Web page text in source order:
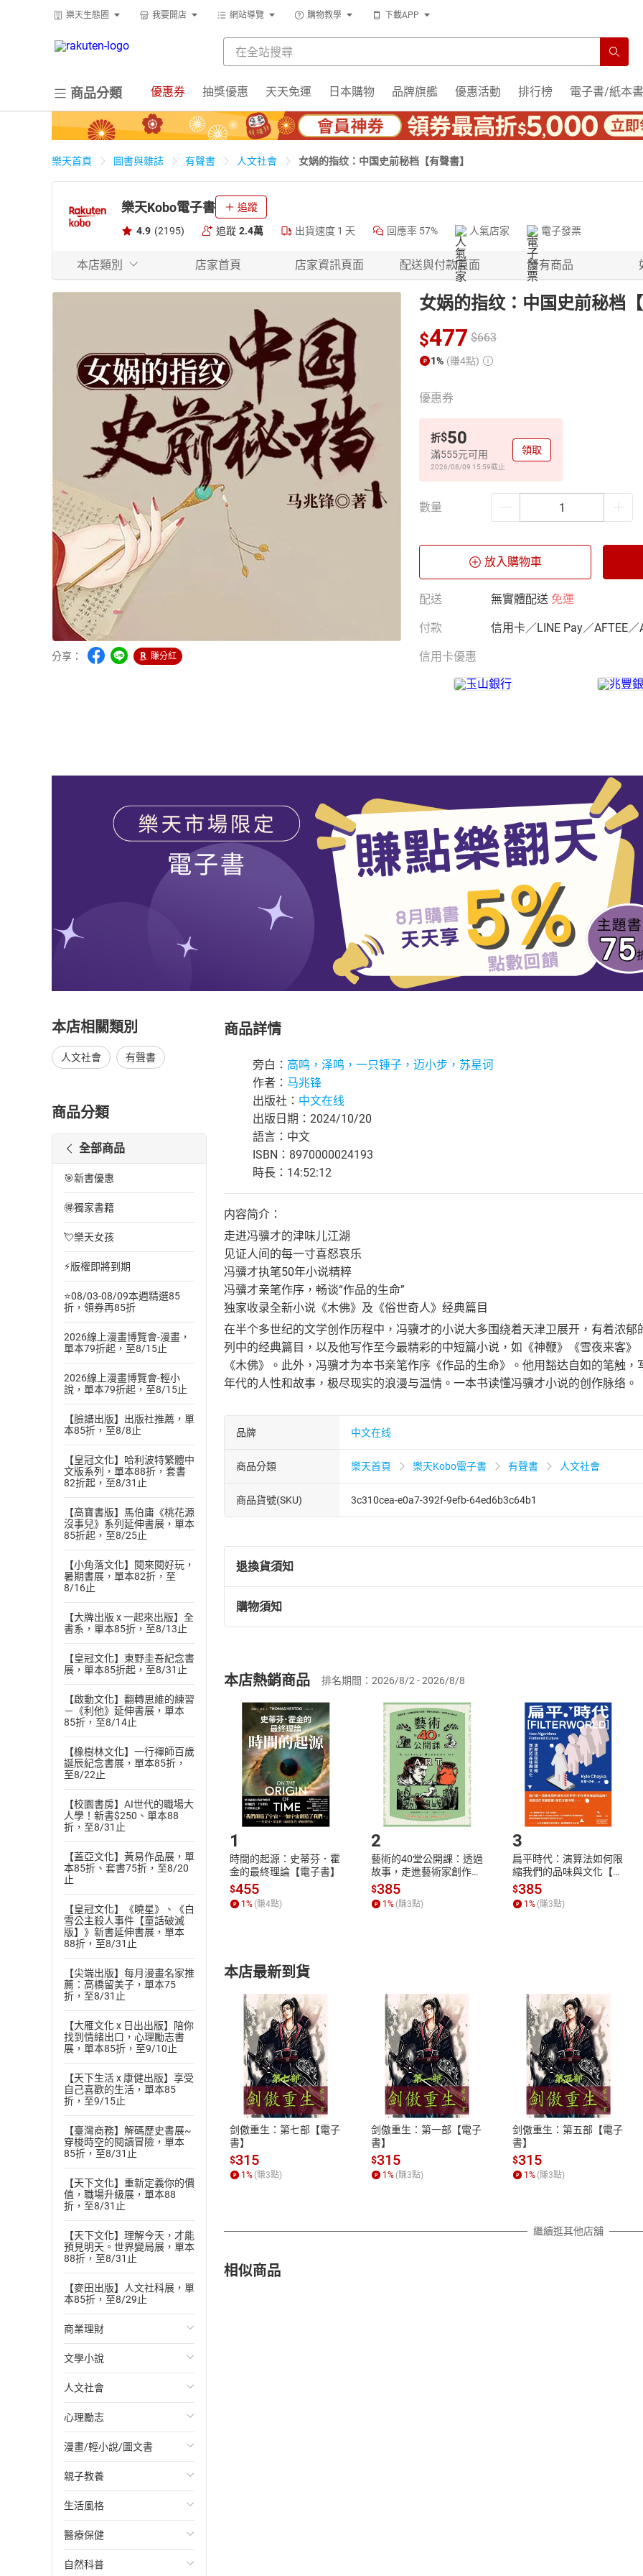
樂天生態圈 我要開店 網站導覽 購物教學 下載APP
商品分類 優惠券 抽獎優惠 天天免運 日本購物 品牌旗艦 優惠活動 排行榜 電子書/紙本書
樂天首頁 圖書與雜誌 有聲書 人文社會 女娲的指纹：中国史前秘档【有聲書】
樂天Kobo電子書 追蹤
4.9 (2195) 追蹤 2.4萬 出貨速度 1 天 回應率 57% 人氣店家 電子發票
本店類別 店家首頁 店家資訊頁面 配送與付款頁面 所有商品
分享： 賺分紅
女娲的指纹：中国史前秘档
$477 $663
1% (賺4點)
優惠券
折$50
滿555元可用
2026/08/09 15:59截止
領取
數量
放入購物車
配送 無實體配送 免運
付款 信用卡／LINE Pay／AFTEE／
信用卡優惠
本店相關類別
人文社會 有聲書
商品分類
全部商品
🎯新書優惠
🉐獨家書籍
💘樂天女孩
⚡版權即將到期
⭐08/03-08/09本週精選85
折，領券再85折
2026線上漫畫博覽會-漫畫，
單本79折起，至8/15止
2026線上漫畫博覽會-輕小
說，單本79折起，至8/15止
【臉譜出版】出版社推薦，單
本85折，至8/8止
【皇冠文化】哈利波特繁體中
文版系列，單本88折，套書
82折起，至8/31止
【高寶書版】馬伯庸《桃花源
沒事兒》系列延伸書展，單本
85折起，至8/25止
【小角落文化】閱來閱好玩，
暑期書展，單本82折，至
8/16止
【大牌出版 x 一起來出版】全
書系，單本85折，至8/13止
【皇冠文化】東野圭吾紀念書
展，單本85折起，至8/31止
【啟動文化】翻轉思維的練習
－《利他》延伸書展，單本
85折，至8/14止
【橡樹林文化】一行禪師百歲
誕辰紀念書展，單本85折，
至8/22止
【校園書房】AI世代的職場大
人學！新書$250、單本88
折，至8/31止
【蓋亞文化】黃易作品展，單
本85折、套書75折，至8/20
止
【皇冠文化】《曉星》、《白
雪公主殺人事件【童話破滅
版】》新書延伸書展，單本
88折，至8/31止
【尖端出版】每月漫畫名家推
薦：高橋留美子，單本75
折，至8/31止
【大雁文化 x 日出出版】陪你
找到情緒出口，心理勵志書
展，單本85折，至9/10止
【天下生活 x 康健出版】享受
自己喜歡的生活，單本85
折，至9/15止
【臺灣商務】解碼歷史書展~
穿梭時空的閱讀冒險，單本
85折，至8/31止
【天下文化】重新定義你的價
值，職場升級展，單本88
折，至8/31止
【天下文化】理解今天，才能
預見明天。世界變局展，單本
88折，至8/31止
【麥田出版】人文社科展，單
本85折，至8/29止
商業理財
投資理財
經濟/趨勢
財務/金融
管理/領導
職場工作術
成功法
行銷/廣告
傳記
文學小說
歐美文學
日本文學
韓國文學
華文文學
經典文學
成長/家庭生活小說
懸疑/推理小說
人文社會
國際關係
政治
社會科學
台灣/中國歷史
日/韓歷史
其他歷史/史學
心理勵志
心靈成長/情緒
人際關係
兩性關係
心理學
漫畫/輕小說/圖文書
輕小說
奇幻/科幻
愛情故事
職場/社會寫實
親子教養
教育現場
兒童文學/故事
兒童科普/學習
生活風格
飲食/食譜
健身/美顏
醫療保健
健康/養生
自然科普
商品詳情
旁白： 高鸣，泽鸣，一只锤子，迈小步，苏星诃
作者： 马兆锋
出版社： 中文在线
出版日期：2024/10/20
語言：中文
ISBN：8970000024193
時長：14:52:12
内容简介：
走进冯骥才的津味儿江湖
见证人间的每一寸喜怒哀乐
冯骥才执笔50年小说精粹
冯骥才亲笔作序，畅谈“作品的生命”
独家收录全新小说《木佛》及《俗世奇人》经典篇目
在半个多世纪的文学创作历程中，冯骥才的小说大多围绕着天津卫展开，有着浓
列中的经典篇目，以及他写作至今最精彩的中短篇小说，如《神鞭》《雪夜来客
《木佛》。此外，冯骥才为本书亲笔作序《作品的生命》。他用豁达自如的笔触
年代的人性和故事，极尽现实的浪漫与温情。一本书读懂冯骥才小说的创作脉络。
品牌 中文在线
商品分類 樂天首頁 樂天Kobo電子書 有聲書 人文社會
商品貨號(SKU) 3c310cea-e0a7-392f-9efb-64ed6b3c64b1
退換貨須知
退換貨規定：
(一)依消費者保護法第19條第1項後段暨通訊交易解除權合理例外情事適用
(二)消費者訂購本店鋪之商品即代表知悉本店鋪所銷售之商品為電子書，
且已下載/存取電子書，不得請求退貨退款。
退貨方式：您欲取消訂單或辦理退貨時，請登入樂天市場，並於「我的訂單
貨」，本店鋪將依您的申請進行審核，待審核通過後將為您辦理退款事宜。
請注意，樂天市場須以整筆訂單為單位進行取消/退貨，恕無法以單支商品取
購物須知
挑選商品
Choose
放入購物車
Shopping cart
登入帳號
Login
購書後，如何開始使用？
Step1.選擇閱讀載具 Step2.登入
付款方式
ATM轉帳、信用卡、LINE PAY、AFTEE
退換貨規範
本店是否提供消費者保護法七日猶
之權利，遽消費者保護法及通訊交
除權合理例外情事適用準則，依商
質各有不同規定。詳細退換貨說明
照各商品說明。
本店熱銷商品 排名期間：2026/8/2 - 2026/8/8
1
時間的起源：史蒂芬．霍
金的最終理論【電子書】
$455
1% (賺4點)
2
藝術的40堂公開課：透過
故事，走進藝術家創作現
場，看藝術如何誕生、如
何形塑人類生活【電子
書】
$385
1% (賺3點)
3
扁平時代：演算法如何限
縮我們的品味與文化【電
子書】
$385
1% (賺3點)
本店最新到貨
剑傲重生：第七部【電子
書】
$315
1% (賺3點)
剑傲重生：第一部【電子
書】
$315
1% (賺3點)
剑傲重生：第五部【電子
書】
$315
1% (賺3點)
繼續逛其他店舖
相似商品